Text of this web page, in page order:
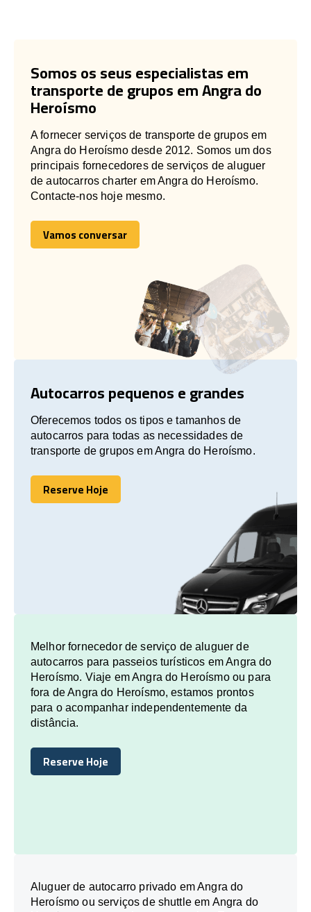
Somos os seus especialistas em
transporte de grupos em Angra do
Heroísmo
A fornecer serviços de transporte de grupos em
Angra do Heroísmo desde 2012. Somos um dos
principais fornecedores de serviços de aluguer
de autocarros charter em Angra do Heroísmo.
Contacte-nos hoje mesmo.
Vamos conversar
Vamos conversar
Autocarros pequenos e grandes
Oferecemos todos os tipos e tamanhos de
autocarros para todas as necessidades de
transporte de grupos em Angra do Heroísmo.
Reserve Hoje
Reserve Hoje
Melhor fornecedor de serviço de aluguer de
autocarros para passeios turísticos em Angra do
Heroísmo. Viaje em Angra do Heroísmo ou para
fora de Angra do Heroísmo, estamos prontos
para o acompanhar independentemente da
distância.
Reserve Hoje
Reserve Hoje
Aluguer de autocarro privado em Angra do
Heroísmo ou serviços de shuttle em Angra do